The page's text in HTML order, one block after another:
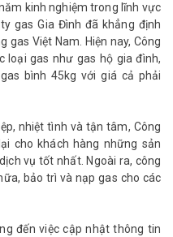
kinh nghiệm trong lĩnh vực
gas Gia Đình đã khẳng định
Việt Nam. Hiện nay, Công
loại gas như gas hộ gia đình,
bình 45kg với giá cả phải
nhiệt tình và tận tâm, Công
cho khách hàng những sản
vụ tốt nhất. Ngoài ra, công
bảo trì và nạp gas cho các
đến việc cập nhật thông tin